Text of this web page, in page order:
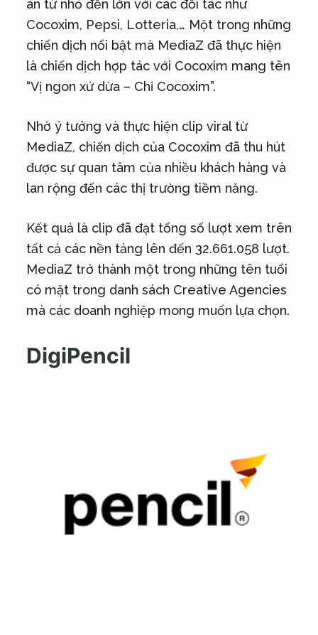
án từ nhỏ đến lớn với các đối tác như
Cocoxim, Pepsi, Lotteria,… Một trong những
chiến dịch nổi bật mà MediaZ đã thực hiện
là chiến dịch hợp tác với Cocoxim mang tên
“Vị ngon xứ dừa – Chỉ Cocoxim”.
Nhờ ý tưởng và thực hiện clip viral từ
MediaZ, chiến dịch của Cocoxim đã thu hút
được sự quan tâm của nhiều khách hàng và
lan rộng đến các thị trường tiềm năng.
Kết quả là clip đã đạt tổng số lượt xem trên
tất cả các nền tảng lên đến 32.661.058 lượt.
MediaZ trở thành một trong những tên tuổi
có mặt trong danh sách Creative Agencies
mà các doanh nghiệp mong muốn lựa chọn.
DigiPencil